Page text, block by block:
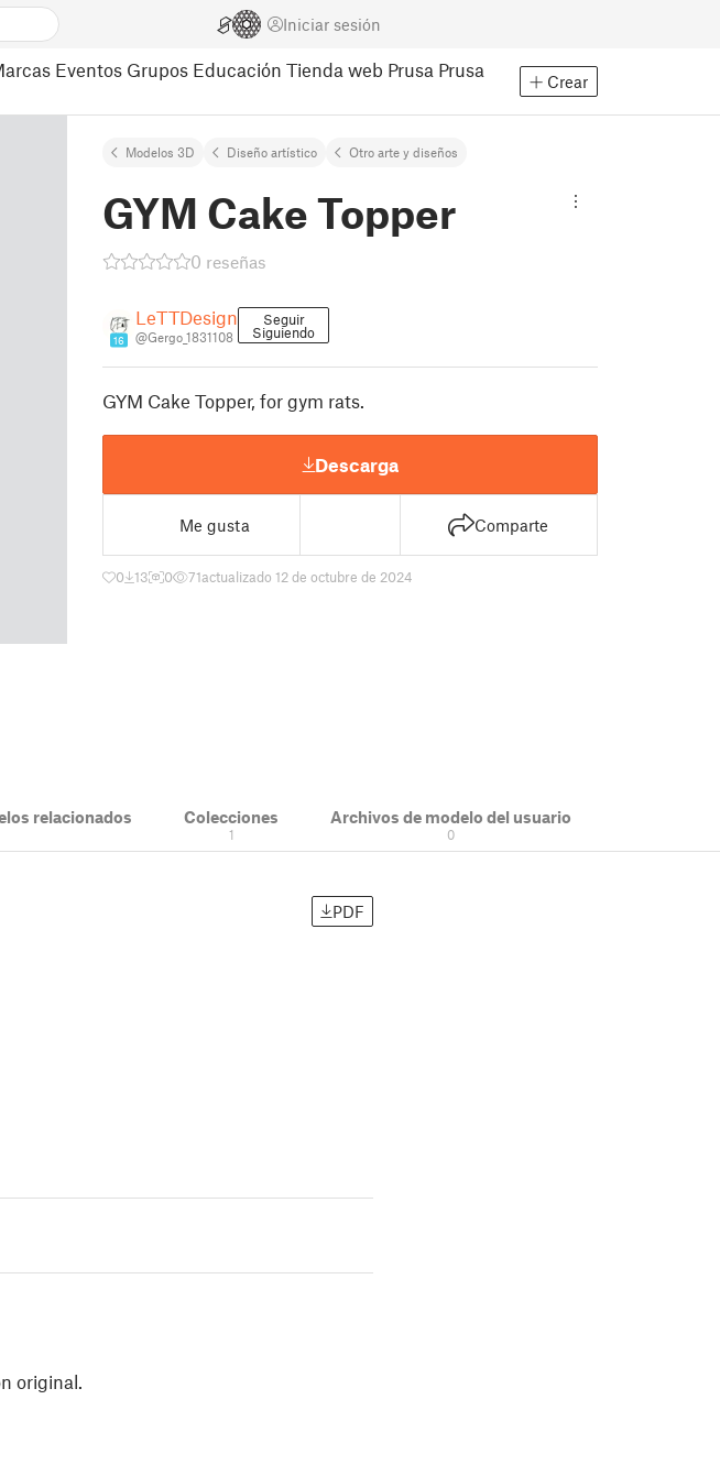
Iniciar sesión
Eventos Grupos Educación Tienda web Prusa Prusa
Crear
Modelos 3D Diseño artístico Otro arte y diseños
GYM Cake Topper
0 reseñas
16
LeTTDesign
@Gergo_1831108
Seguir
Siguiendo
GYM Cake Topper, for gym rats.
Descarga
Me gusta Comparte
0 13 0 71actualizado 12 de octubre de 2024
relacionados Colecciones
1
Archivos de modelo del usuario
0
PDF
original.